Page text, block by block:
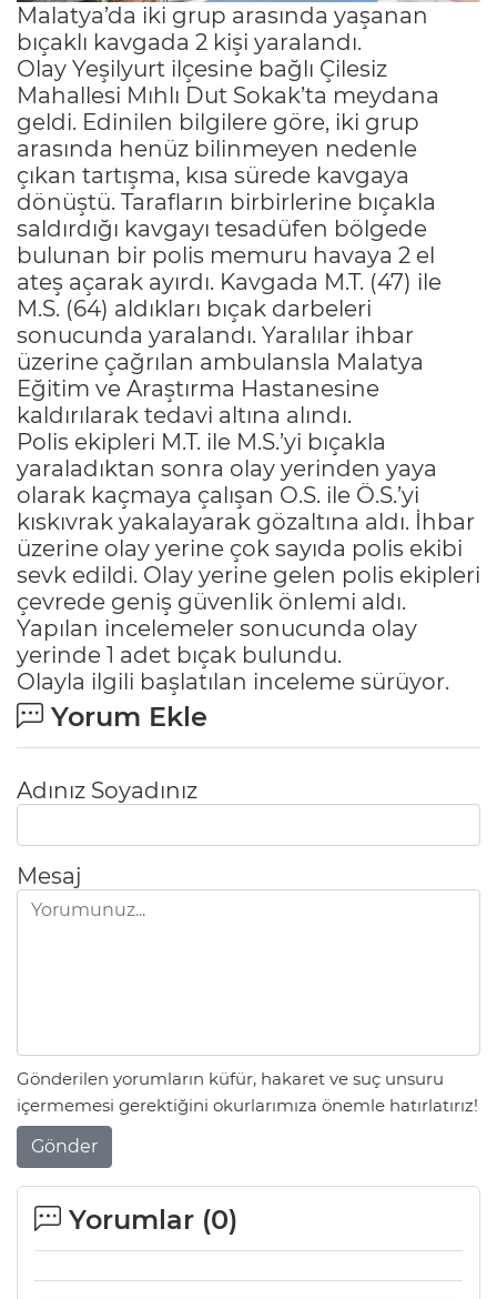
Malatya’da iki grup arasında yaşanan
bıçaklı kavgada 2 kişi yaralandı.
Olay Yeşilyurt ilçesine bağlı Çilesiz
Mahallesi Mıhlı Dut Sokak’ta meydana
geldi. Edinilen bilgilere göre, iki grup
arasında henüz bilinmeyen nedenle
çıkan tartışma, kısa sürede kavgaya
dönüştü. Tarafların birbirlerine bıçakla
saldırdığı kavgayı tesadüfen bölgede
bulunan bir polis memuru havaya 2 el
ateş açarak ayırdı. Kavgada M.T. (47) ile
M.S. (64) aldıkları bıçak darbeleri
sonucunda yaralandı. Yaralılar ihbar
üzerine çağrılan ambulansla Malatya
Eğitim ve Araştırma Hastanesine
kaldırılarak tedavi altına alındı.
Polis ekipleri M.T. ile M.S.’yi bıçakla
yaraladıktan sonra olay yerinden yaya
olarak kaçmaya çalışan O.S. ile Ö.S.’yi
kıskıvrak yakalayarak gözaltına aldı. İhbar
üzerine olay yerine çok sayıda polis ekibi
sevk edildi. Olay yerine gelen polis ekipleri
çevrede geniş güvenlik önlemi aldı.
Yapılan incelemeler sonucunda olay
yerinde 1 adet bıçak bulundu.
Olayla ilgili başlatılan inceleme sürüyor.
Yorum Ekle
Adınız Soyadınız
Mesaj
Gönderilen yorumların küfür, hakaret ve suç unsuru
içermemesi gerektiğini okurlarımıza önemle hatırlatırız!
Gönder
Yorumlar (0)